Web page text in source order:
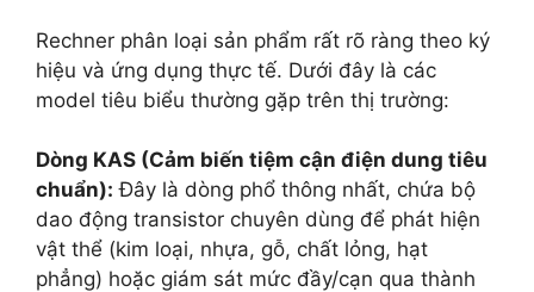
Rechner phân loại sản phẩm rất rõ ràng theo ký
hiệu và ứng dụng thực tế. Dưới đây là các
model tiêu biểu thường gặp trên thị trường:
Dòng KAS (Cảm biến tiệm cận điện dung tiêu
chuẩn): Đây là dòng phổ thông nhất, chứa bộ
dao động transistor chuyên dùng để phát hiện
vật thể (kim loại, nhựa, gỗ, chất lỏng, hạt
phẳng) hoặc giám sát mức đầy/cạn qua thành